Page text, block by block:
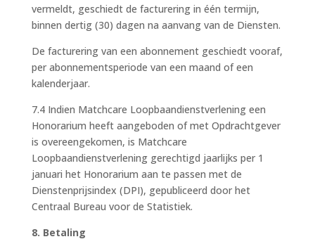
vermeldt, geschiedt de facturering in één termijn,
binnen dertig (30) dagen na aanvang van de Diensten.
De facturering van een abonnement geschiedt vooraf,
per abonnementsperiode van een maand of een
kalenderjaar.
7.4 Indien Matchcare Loopbaandienstverlening een
Honorarium heeft aangeboden of met Opdrachtgever
is overeengekomen, is Matchcare
Loopbaandienstverlening gerechtigd jaarlijks per 1
januari het Honorarium aan te passen met de
Dienstenprijsindex (DPI), gepubliceerd door het
Centraal Bureau voor de Statistiek.
8. Betaling